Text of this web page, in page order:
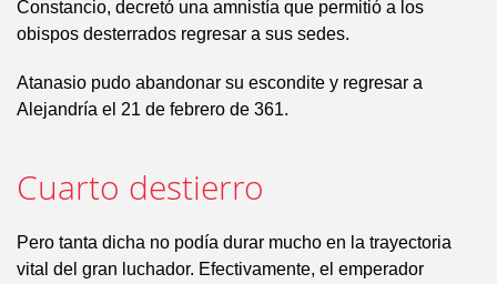
Constancio, decretó una amnistía que permitió a los
obispos desterrados regresar a sus sedes.
Atanasio pudo abandonar su escondite y regresar a
Alejandría el 21 de febrero de 361.
Cuarto destierro
Pero tanta dicha no podía durar mucho en la trayectoria
vital del gran luchador. Efectivamente, el emperador